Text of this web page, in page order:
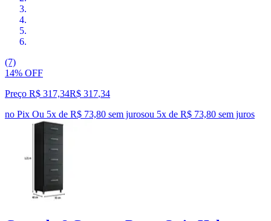
(7)
14% OFF
Preço R$ 317,34R$ 317,34
no Pix Ou 5x de R$ 73,80 sem jurosou 5x de R$ 73,80 sem juros